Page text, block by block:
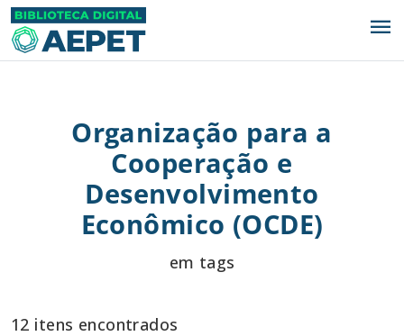
menu
Organização para a
Cooperação e
Desenvolvimento
Econômico (OCDE)
em tags
12 itens encontrados